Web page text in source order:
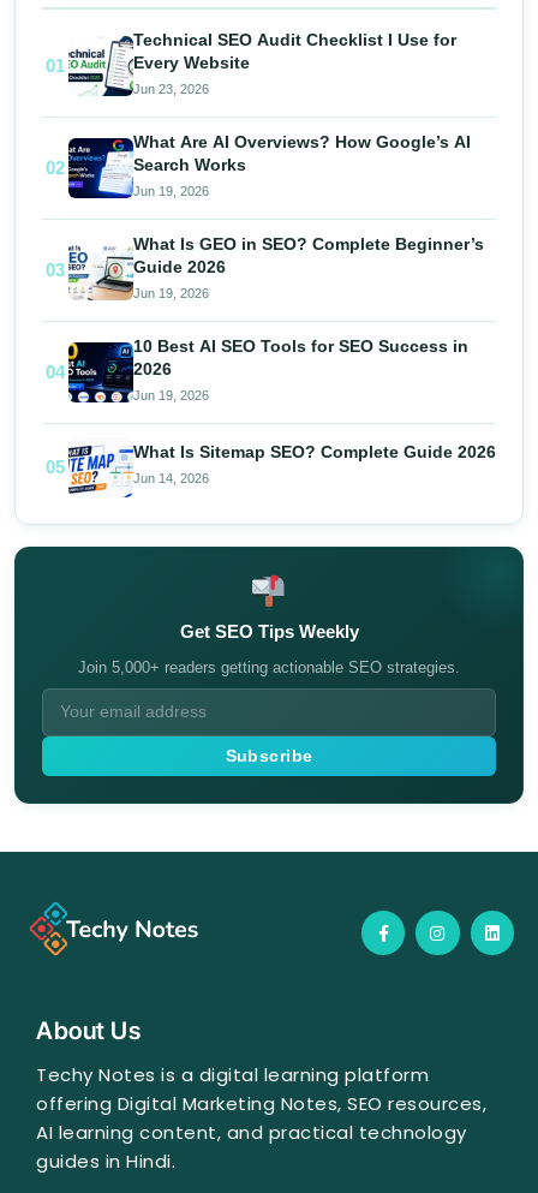
01
Technical SEO Audit Checklist I Use for
Every Website
Jun 23, 2026
02
What Are AI Overviews? How Google’s AI
Search Works
Jun 19, 2026
03
What Is GEO in SEO? Complete Beginner’s
Guide 2026
Jun 19, 2026
04
10 Best AI SEO Tools for SEO Success in
2026
Jun 19, 2026
05
What Is Sitemap SEO? Complete Guide 2026
Jun 14, 2026
Get SEO Tips Weekly
Join 5,000+ readers getting actionable SEO strategies.
Subscribe
F
a
c
f
I
n
s
L
i
n
About Us
Techy Notes is a digital learning platform
offering Digital Marketing Notes, SEO resources,
AI learning content, and practical technology
guides in Hindi.